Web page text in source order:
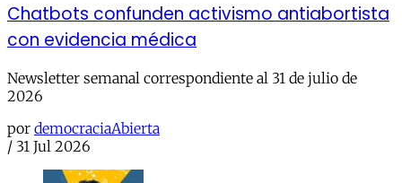
Chatbots confunden activismo antiabortista
con evidencia médica
Newsletter semanal correspondiente al 31 de julio de
2026
por democraciaAbierta
/ 31 Jul 2026